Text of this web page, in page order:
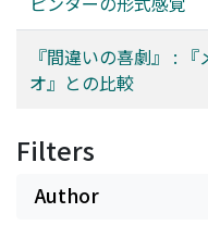
『間違いの喜劇』 :
オ』との比較
Filters
Author